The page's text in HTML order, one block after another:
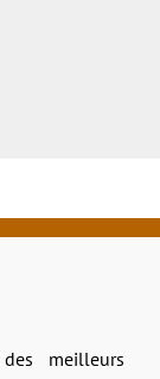
meilleurs